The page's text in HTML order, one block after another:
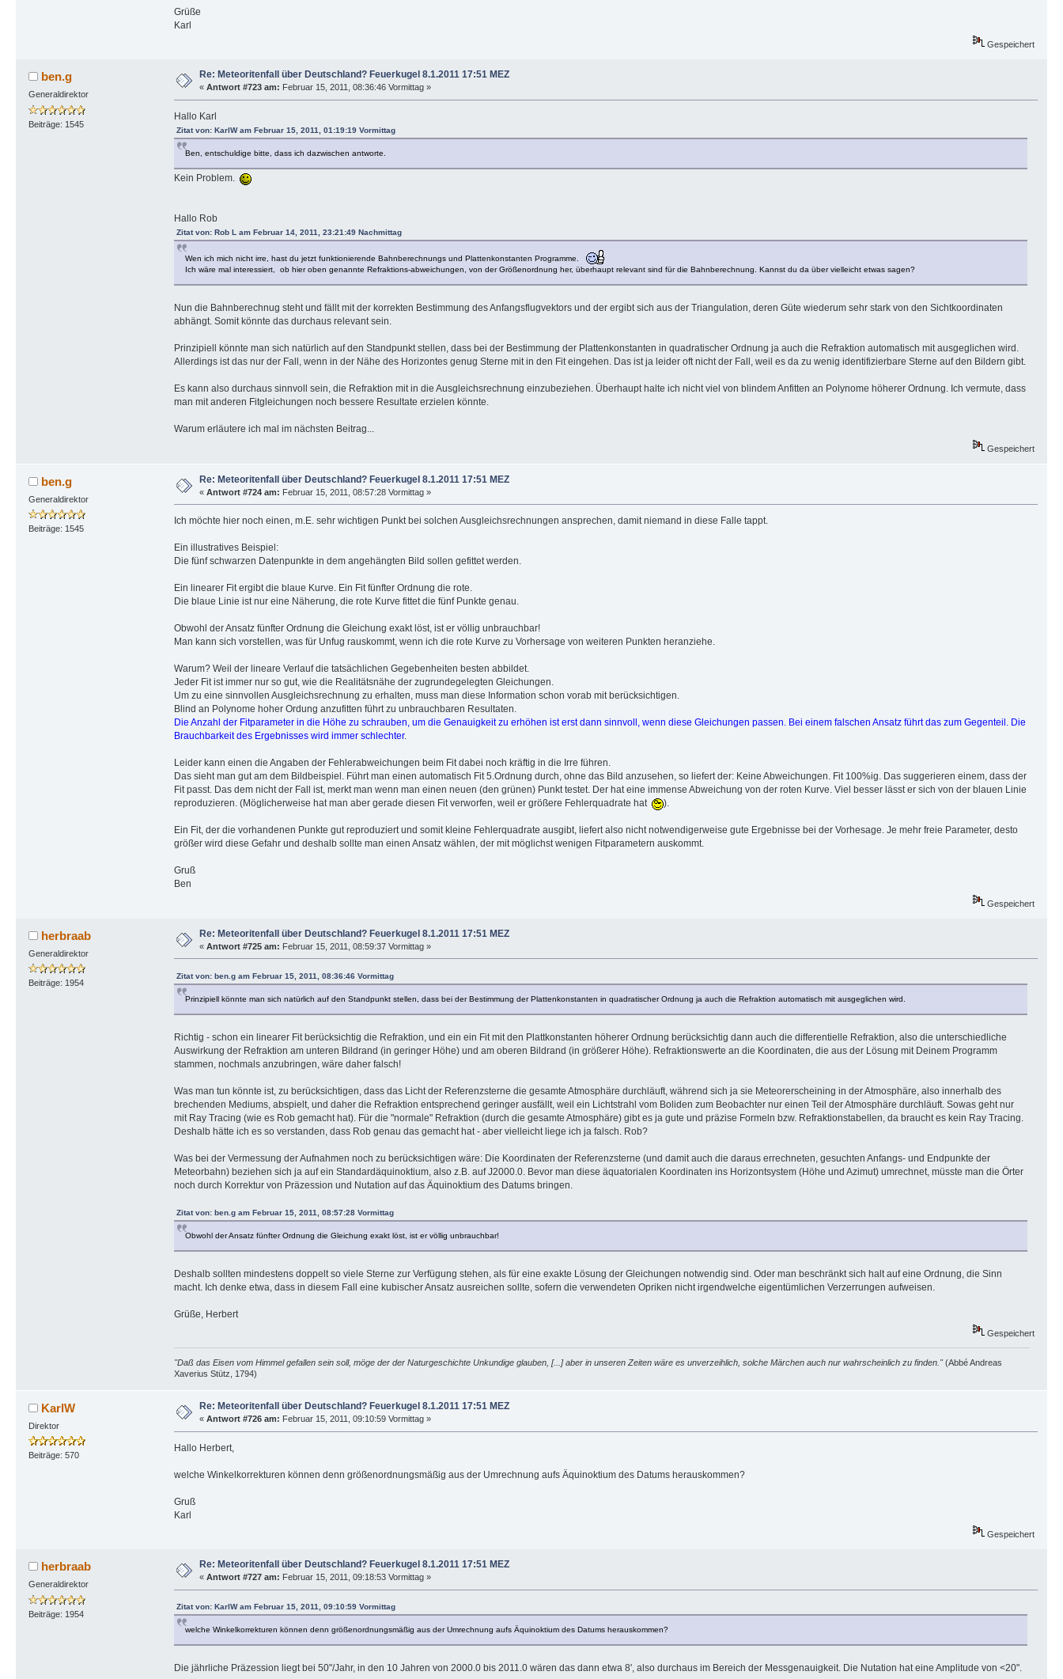
Grüße
Karl
Gespeichert
ben.g
Generaldirektor
Beiträge: 1545
Re: Meteoritenfall über Deutschland? Feuerkugel 8.1.2011 17:51 MEZ
« Antwort #723 am: Februar 15, 2011, 08:36:46 Vormittag »
Hallo Karl
Zitat von: KarlW am Februar 15, 2011, 01:19:19 Vormittag
Ben, entschuldige bitte, dass ich dazwischen antworte.
Kein Problem.
Hallo Rob
Zitat von: Rob L am Februar 14, 2011, 23:21:49 Nachmittag
Wen ich mich nicht irre, hast du jetzt funktionierende Bahnberechnungs und Plattenkonstanten Programme.
Ich wäre mal interessiert, ob hier oben genannte Refraktions-abweichungen, von der Größenordnung her, überhaupt relevant sind für die Bahnberechnung. Kannst du da über vielleicht etwas sagen?
Nun die Bahnberechnug steht und fällt mit der korrekten Bestimmung des Anfangsflugvektors und der ergibt sich aus der Triangulation, deren Güte wiederum sehr stark von den Sichtkoordinaten
abhängt. Somit könnte das durchaus relevant sein.
Prinzipiell könnte man sich natürlich auf den Standpunkt stellen, dass bei der Bestimmung der Plattenkonstanten in quadratischer Ordnung ja auch die Refraktion automatisch mit ausgeglichen wird.
Allerdings ist das nur der Fall, wenn in der Nähe des Horizontes genug Sterne mit in den Fit eingehen. Das ist ja leider oft nicht der Fall, weil es da zu wenig identifizierbare Sterne auf den Bildern gibt.
Es kann also durchaus sinnvoll sein, die Refraktion mit in die Ausgleichsrechnung einzubeziehen. Überhaupt halte ich nicht viel von blindem Anfitten an Polynome höherer Ordnung. Ich vermute, dass
man mit anderen Fitgleichungen noch bessere Resultate erzielen könnte.
Warum erläutere ich mal im nächsten Beitrag...
Gespeichert
ben.g
Generaldirektor
Beiträge: 1545
Re: Meteoritenfall über Deutschland? Feuerkugel 8.1.2011 17:51 MEZ
« Antwort #724 am: Februar 15, 2011, 08:57:28 Vormittag »
Ich möchte hier noch einen, m.E. sehr wichtigen Punkt bei solchen Ausgleichsrechnungen ansprechen, damit niemand in diese Falle tappt.
Ein illustratives Beispiel:
Die fünf schwarzen Datenpunkte in dem angehängten Bild sollen gefittet werden.
Ein linearer Fit ergibt die blaue Kurve. Ein Fit fünfter Ordnung die rote.
Die blaue Linie ist nur eine Näherung, die rote Kurve fittet die fünf Punkte genau.
Obwohl der Ansatz fünfter Ordnung die Gleichung exakt löst, ist er völlig unbrauchbar!
Man kann sich vorstellen, was für Unfug rauskommt, wenn ich die rote Kurve zu Vorhersage von weiteren Punkten heranziehe.
Warum? Weil der lineare Verlauf die tatsächlichen Gegebenheiten besten abbildet.
Jeder Fit ist immer nur so gut, wie die Realitätsnähe der zugrundegelegten Gleichungen.
Um zu eine sinnvollen Ausgleichsrechnung zu erhalten, muss man diese Information schon vorab mit berücksichtigen.
Blind an Polynome hoher Ordung anzufitten führt zu unbrauchbaren Resultaten.
Die Anzahl der Fitparameter in die Höhe zu schrauben, um die Genauigkeit zu erhöhen ist erst dann sinnvoll, wenn diese Gleichungen passen. Bei einem falschen Ansatz führt das zum Gegenteil. Die
Brauchbarkeit des Ergebnisses wird immer schlechter.
Leider kann einen die Angaben der Fehlerabweichungen beim Fit dabei noch kräftig in die Irre führen.
Das sieht man gut am dem Bildbeispiel. Führt man einen automatisch Fit 5.Ordnung durch, ohne das Bild anzusehen, so liefert der: Keine Abweichungen. Fit 100%ig. Das suggerieren einem, dass der
Fit passt. Das dem nicht der Fall ist, merkt man wenn man einen neuen (den grünen) Punkt testet. Der hat eine immense Abweichung von der roten Kurve. Viel besser lässt er sich von der blauen Linie
reproduzieren. (Möglicherweise hat man aber gerade diesen Fit verworfen, weil er größere Fehlerquadrate hat
).
Ein Fit, der die vorhandenen Punkte gut reproduziert und somit kleine Fehlerquadrate ausgibt, liefert also nicht notwendigerweise gute Ergebnisse bei der Vorhesage. Je mehr freie Parameter, desto
größer wird diese Gefahr und deshalb sollte man einen Ansatz wählen, der mit möglichst wenigen Fitparametern auskommt.
Gruß
Ben
Gespeichert
herbraab
Generaldirektor
Beiträge: 1954
Re: Meteoritenfall über Deutschland? Feuerkugel 8.1.2011 17:51 MEZ
« Antwort #725 am: Februar 15, 2011, 08:59:37 Vormittag »
Zitat von: ben.g am Februar 15, 2011, 08:36:46 Vormittag
Prinzipiell könnte man sich natürlich auf den Standpunkt stellen, dass bei der Bestimmung der Plattenkonstanten in quadratischer Ordnung ja auch die Refraktion automatisch mit ausgeglichen wird.
Richtig - schon ein linearer Fit berücksichtig die Refraktion, und ein ein Fit mit den Plattkonstanten höherer Ordnung berücksichtig dann auch die differentielle Refraktion, also die unterschiedliche
Auswirkung der Refraktion am unteren Bildrand (in geringer Höhe) und am oberen Bildrand (in größerer Höhe). Refraktionswerte an die Koordinaten, die aus der Lösung mit Deinem Programm
stammen, nochmals anzubringen, wäre daher falsch!
Was man tun könnte ist, zu berücksichtigen, dass das Licht der Referenzsterne die gesamte Atmosphäre durchläuft, während sich ja sie Meteorerscheining in der Atmosphäre, also innerhalb des
brechenden Mediums, abspielt, und daher die Refraktion entsprechend geringer ausfällt, weil ein Lichtstrahl vom Boliden zum Beobachter nur einen Teil der Atmosphäre durchläuft. Sowas geht nur
mit Ray Tracing (wie es Rob gemacht hat). Für die "normale" Refraktion (durch die gesamte Atmosphäre) gibt es ja gute und präzise Formeln bzw. Refraktionstabellen, da braucht es kein Ray Tracing.
Deshalb hätte ich es so verstanden, dass Rob genau das gemacht hat - aber vielleicht liege ich ja falsch. Rob?
Was bei der Vermessung der Aufnahmen noch zu berücksichtigen wäre: Die Koordinaten der Referenzsterne (und damit auch die daraus errechneten, gesuchten Anfangs- und Endpunkte der
Meteorbahn) beziehen sich ja auf ein Standardäquinoktium, also z.B. auf J2000.0. Bevor man diese äquatorialen Koordinaten ins Horizontsystem (Höhe und Azimut) umrechnet, müsste man die Örter
noch durch Korrektur von Präzession und Nutation auf das Äquinoktium des Datums bringen.
Zitat von: ben.g am Februar 15, 2011, 08:57:28 Vormittag
Obwohl der Ansatz fünfter Ordnung die Gleichung exakt löst, ist er völlig unbrauchbar!
Deshalb sollten mindestens doppelt so viele Sterne zur Verfügung stehen, als für eine exakte Lösung der Gleichungen notwendig sind. Oder man beschränkt sich halt auf eine Ordnung, die Sinn
macht. Ich denke etwa, dass in diesem Fall eine kubischer Ansatz ausreichen sollte, sofern die verwendeten Opriken nicht irgendwelche eigentümlichen Verzerrungen aufweisen.
Grüße, Herbert
Gespeichert
"Daß das Eisen vom Himmel gefallen sein soll, möge der der Naturgeschichte Unkundige glauben, [...] aber in unseren Zeiten wäre es unverzeihlich, solche Märchen auch nur wahrscheinlich zu finden."(Abbé Andreas
Xaverius Stütz, 1794)
KarlW
Direktor
Beiträge: 570
Re: Meteoritenfall über Deutschland? Feuerkugel 8.1.2011 17:51 MEZ
« Antwort #726 am: Februar 15, 2011, 09:10:59 Vormittag »
Hallo Herbert,
welche Winkelkorrekturen können denn größenordnungsmäßig aus der Umrechnung aufs Äquinoktium des Datums herauskommen?
Gruß
Karl
Gespeichert
herbraab
Generaldirektor
Beiträge: 1954
Re: Meteoritenfall über Deutschland? Feuerkugel 8.1.2011 17:51 MEZ
« Antwort #727 am: Februar 15, 2011, 09:18:53 Vormittag »
Zitat von: KarlW am Februar 15, 2011, 09:10:59 Vormittag
welche Winkelkorrekturen können denn größenordnungsmäßig aus der Umrechnung aufs Äquinoktium des Datums herauskommen?
Die jährliche Präzession liegt bei 50"/Jahr, in den 10 Jahren von 2000.0 bis 2011.0 wären das dann etwa 8', also durchaus im Bereich der Messgenauigkeit. Die Nutation hat eine Amplitude von <20".